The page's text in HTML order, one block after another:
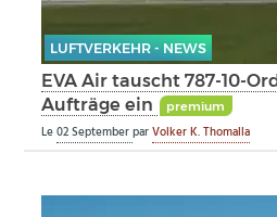
LUFTVERKEHR - NEWS
EVA Air tauscht 787-10-
Aufträge ein
premium
Le02 SeptemberparVolker K. Thomalla